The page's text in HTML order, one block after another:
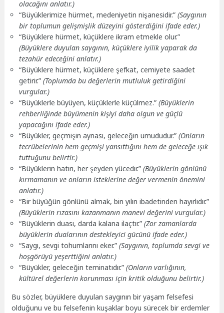
olacağını anlatır.)
“Büyüklerimize hürmet, medeniyetin nişanesidir.”(Saygının
bir toplumun gelişmişlik düzeyini gösterdiğini ifade eder.)
“Büyüklere hürmet, küçüklere ikram etmekle olur.”
(Büyüklere duyulan saygının, küçüklere iyilik yaparak da
tezahür edeceğini anlatır.)
“Büyüklere hürmet, küçüklere şefkat, cemiyete saadet
getirir.”(Toplumda bu değerlerin mutluluk getirdiğini
vurgular.)
“Büyüklerle büyüyen, küçüklerle küçülmez.”(Büyüklerin
rehberliğinde büyümenin kişiyi daha olgun ve güçlü
yapacağını ifade eder.)
“Büyükler, geçmişin aynası, geleceğin umududur.”(Onların
tecrübelerinin hem geçmişi yansıttığını hem de geleceğe ışık
tuttuğunu belirtir.)
“Büyüklerin hatırı, her şeyden yücedir.”(Büyüklerin gönlünü
kırmamanın ve onların isteklerine değer vermenin önemini
anlatır.)
“Bir büyüğün gönlünü almak, bin yılın ibadetinden hayırlıdır.”
(Büyüklerin rızasını kazanmanın manevi değerini vurgular.)
“Büyüklerin duası, darda kalana ilaçtır.”(Zor zamanlarda
büyüklerin dualarının destekleyici gücünü ifade eder.)
“Saygı, sevgi tohumlarını eker.”(Saygının, toplumda sevgi ve
hoşgörüyü yeşerttiğini anlatır.)
“Büyükler, geleceğin teminatıdır.”(Onların varlığının,
kültürel değerlerin korunması için kritik olduğunu belirtir.)
Bu sözler, büyüklere duyulan saygının bir yaşam felsefesi
olduğunu ve bu felsefenin kuşaklar boyu sürecek bir erdemler